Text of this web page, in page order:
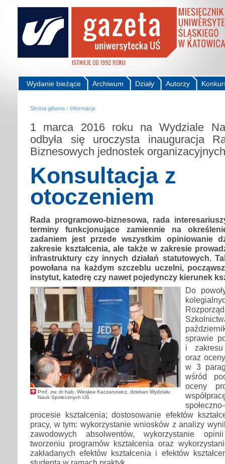
Autorzy
Działy
Archiwum
Wydanie bieżące
Strona główna › Informacje
1 marca 2016 roku na Wydziale
odbyła się uroczysta inauguracja
Biznesowych jednostek
Konsultacja z
otoczeniem
Rada programowo-biznesowa, rada
terminy funkcjonujące zamiennie na
zadaniem jest przede wszystkim opiniowanie
zakresie kształcenia, ale także w zakresie
infrastruktury czy innych działań statutowych.
powołana na każdym szczeblu uczelni,
instytut, katedrę czy nawet pojedynczy kierunek
Prof. zw. dr hab. Wiesław Kaczanowicz, dziekan Wydziału
Nauk Społecznych UŚ
Do
sprawie
i
oraz
w 3
wśród
oceny
procesie kształcenia; dostosowanie efektów
pracy, w tym: wykorzystanie wniosków z analizy
zawodowych absolwentów, wykorzystanie
tworzeniu programów kształcenia oraz
zakładanych efektów kształcenia i efektów